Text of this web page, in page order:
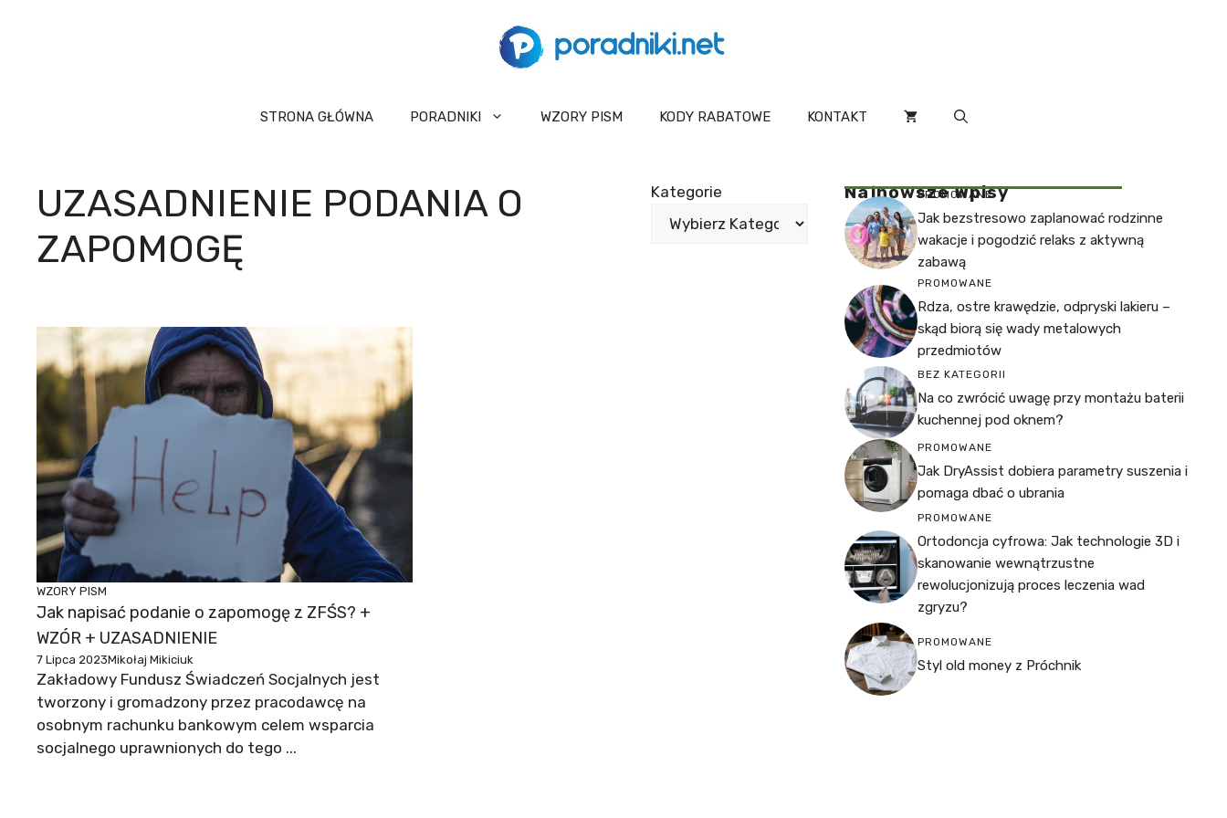
STRONA GŁÓWNA PORADNIKI WZORY PISM KODY RABATOWE KONTAKT
UZASADNIENIE PODANIA O
ZAPOMOGĘ
Kategorie
WZORY PISM
Jak napisać podanie o zapomogę z ZFŚS? +
WZÓR + UZASADNIENIE
7 Lipca 2023Mikołaj Mikiciuk
Zakładowy Fundusz Świadczeń Socjalnych jest
tworzony i gromadzony przez pracodawcę na
osobnym rachunku bankowym celem wsparcia
socjalnego uprawnionych do tego ...
Najnowsze Wpisy
PROMOWANE
Jak bezstresowo zaplanować rodzinne
wakacje i pogodzić relaks z aktywną
zabawą
PROMOWANE
Rdza, ostre krawędzie, odpryski lakieru –
skąd biorą się wady metalowych
przedmiotów
BEZ KATEGORII
Na co zwrócić uwagę przy montażu baterii
kuchennej pod oknem?
PROMOWANE
Jak DryAssist dobiera parametry suszenia i
pomaga dbać o ubrania
PROMOWANE
Ortodoncja cyfrowa: Jak technologie 3D i
skanowanie wewnątrzustne
rewolucjonizują proces leczenia wad
zgryzu?
PROMOWANE
Styl old money z Próchnik